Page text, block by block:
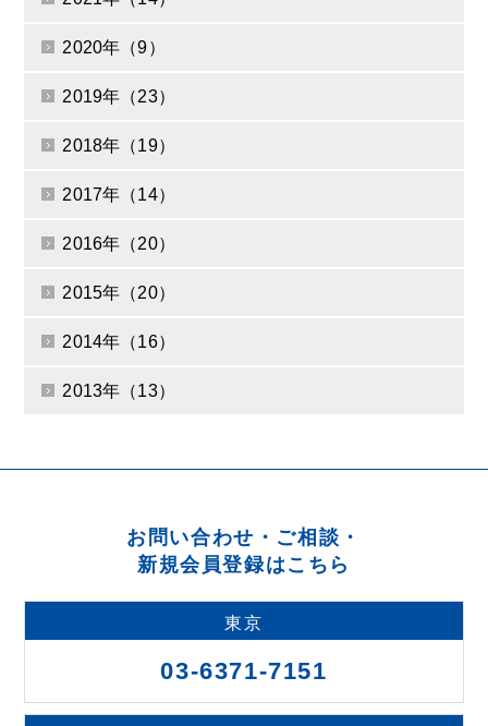
2020年（9）
2019年（23）
2018年（19）
2017年（14）
2016年（20）
2015年（20）
2014年（16）
2013年（13）
お問い合わせ・ご相談・
新規会員登録はこちら
東京
03-6371-7151